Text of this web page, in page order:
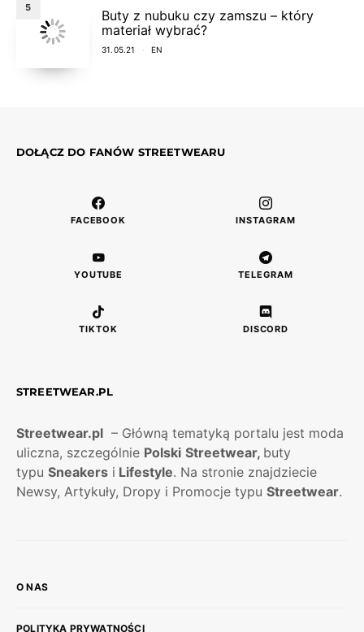
5
Buty z nubuku czy zamszu – który
materiał wybrać?
31.05.21 EN
DOŁĄCZ DO FANÓW STREETWEARU
FACEBOOK INSTAGRAM
YOUTUBE TELEGRAM
TIKTOK DISCORD
STREETWEAR.PL
Streetwear.pl – Główną tematyką portalu jest moda
uliczna, szczególnie Polski Streetwear, buty
typu Sneakers i Lifestyle. Na stronie znajdziecie
Newsy, Artykuły, Dropy i Promocje typu Streetwear.
O NAS
POLITYKA PRYWATNOŚCI